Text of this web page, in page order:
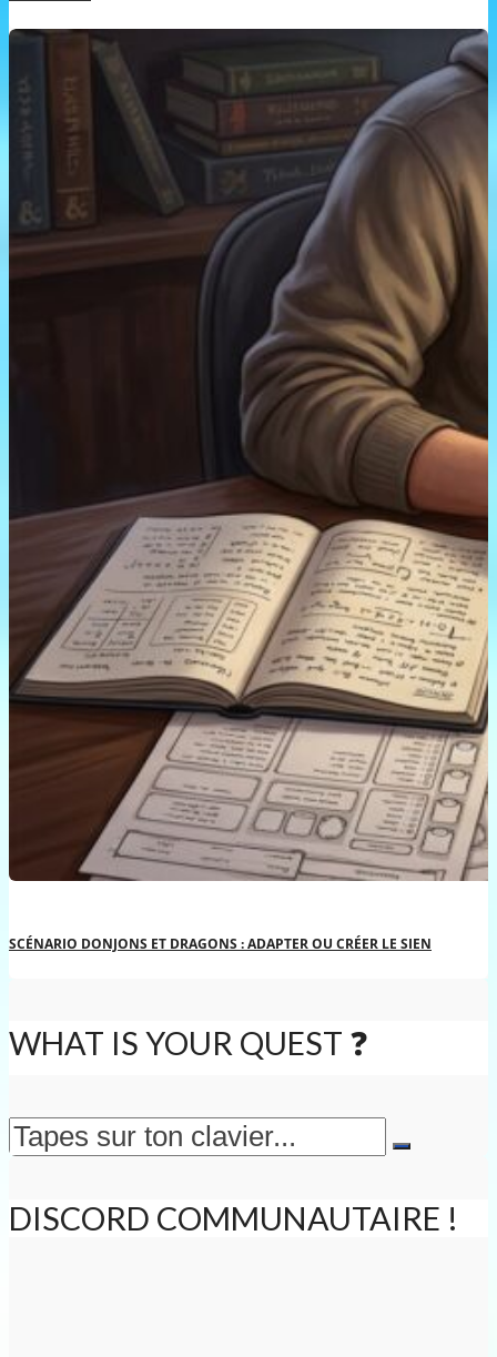
SCÉNARIO DONJONS ET DRAGONS : ADAPTER OU CRÉER LE SIEN
WHAT IS YOUR QUEST ❓
DISCORD COMMUNAUTAIRE !